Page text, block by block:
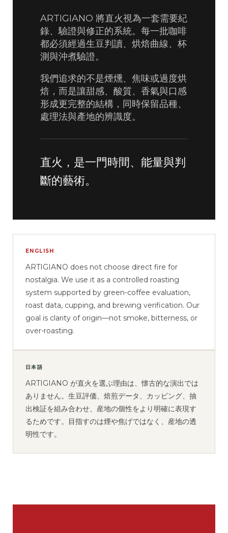
ARTIGIANO 將直火視為一套需要紀
錄、驗證與修正的系統。每一批咖啡
都必須經過生豆判讀、烘焙曲線、杯
測與沖煮驗證。
我們追求的不是煙燻、焦味或過度烘
焙，而是讓甜感、酸質、香氣與口感
形成更完整的結構，同時保留品種、
處理法與產地的辨識度。
直火，是一門時間、能量與判
斷的藝術。
ENGLISH
ARTIGIANO does not choose direct fire for
nostalgia. We use it as a controlled roasting
system supported by green-coffee evaluation,
roast data, cupping, and brewing verification. Our
goal is clarity of origin—not smoke, bitterness, or
over-roasting.
日本語
ARTIGIANO が直火を選ぶ理由は、懐古的な演出では
ありません。生豆評価、焙煎データ、カッピング、抽
出検証を組み合わせ、産地の個性をより明確に表現す
るためです。目指すのは煙や焦げではなく、産地の透
明性です。